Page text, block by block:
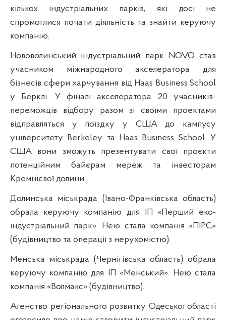
кількох індустріальних парків, які досі не
спромоглися почати діяльність та знайти керуючу
компанію.
Нововолинський індустріальний парк NOVO став
учасником міжнародного акселератора для
бізнесів сфери харчування від Haas Business School
у Берклі. У фіналі акселератора 20 учасників-
переможців відбору разом зі своїми проектами
відправляться у поїздку у США до кампусу
університету Berkeley та Haas Business School. У
США вони зможуть презентувати свої проєкти
потенційним байєрам мереж та інвесторам
Кремнієвої долини.
Долинська міськрада (Івано-Франківська область)
обрала керуючу компанію для ІП «Перший еко-
індустріальний парк». Нею стала компанія «ПІРС»
(будівництво та операції з нерухомістю).
Менська міськрада (Чернігівська область) обрала
керуючу компанію для ІП «Менський». Нею стала
компанія «Волмакс» (будівництво).
Агенство регіонального розвитку Одеської області